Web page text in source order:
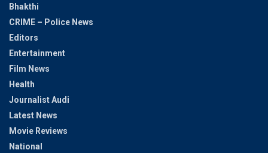
Bhakthi
CRIME – Police News
Editors
Entertainment
Film News
Health
Journalist Audi
Latest News
Movie Reviews
National